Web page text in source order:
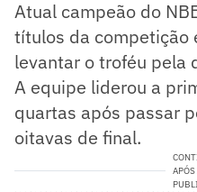
Atual campeão do
títulos da competição
levantar o troféu pela
A equipe liderou a
quartas após passar
oitavas de final.
APÓS